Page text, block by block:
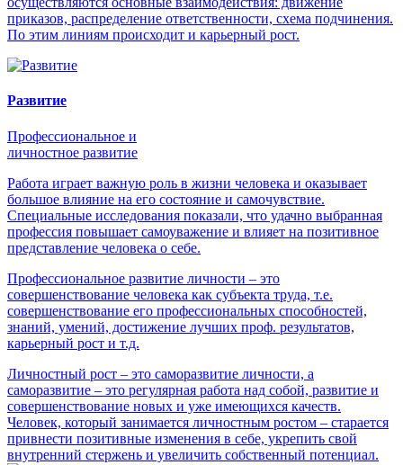
приказов, распределение ответственности, схема подчинения.
По этим линиям происходит и карьерный рост.
Развитие
Профессиональное и
личностное развитие
Работа играет важную роль в жизни человека и оказывает
большое влияние на его состояние и самочувствие.
Специальные исследования показали, что удачно выбранная
профессия повышает самоуважение и влияет на позитивное
представление человека о себе.
Профессиональное развитие личности – это
совершенствование человека как субъекта труда, т.е.
совершенствование его профессиональных способностей,
знаний, умений, достижение лучших проф. результатов,
карьерный рост и т.д.
Личностный рост – это саморазвитие личности, а
саморазвитие – это регулярная работа над собой, развитие и
совершенствование новых и уже имеющихся качеств.
Человек, который занимается личностным ростом – старается
привнести позитивные изменения в себе, укрепить свой
внутренний стержень и увеличить собственный потенциал.